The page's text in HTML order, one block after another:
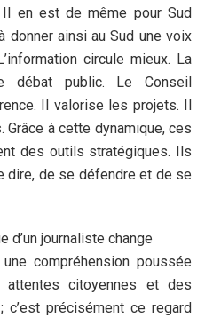
Il en est de même pour Sud
donner ainsi au Sud une voix
circule mieux. La
débat public. Le Conseil
Il valorise les projets. Il
à cette dynamique, ces
des outils stratégiques. Ils
dire, de se défendre et de se
d’un journaliste change
compréhension poussée
citoyennes et des
c’est précisément ce regard